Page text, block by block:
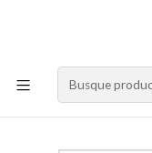
Nuestro
Compre por la web para
Inicio Gato Alimento